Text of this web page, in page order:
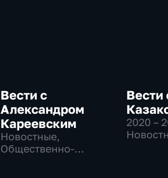
Вести с
Александром
Кареевским
Новостные,
Общественно-
Вести
2020 –